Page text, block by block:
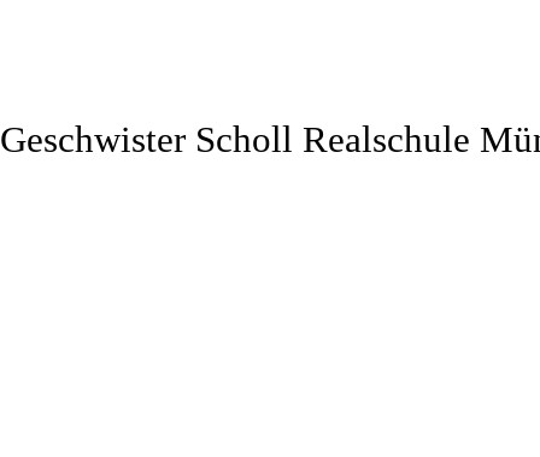
Geschwister Scholl Realschule